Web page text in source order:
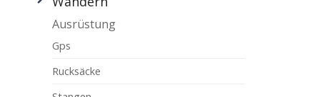
Ausrüstung
Gps
Rucksäcke